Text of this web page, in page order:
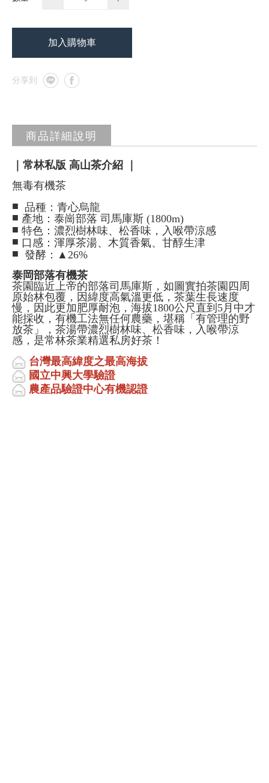
加入購物車
商品詳細說明
｜常林私版 高山茶介紹 ｜
無毒有機茶
■ 品種：青心烏龍
■ 產地：泰崗部落 司馬庫斯 (1800m)
■ 特色：濃烈樹林味、松香味，入喉帶涼感
■ 口感：渾厚茶湯、木質香氣、甘醇生津
■ 發酵：▲26%
泰岡部落有機茶
茶園臨近上帝的部落司馬庫斯，如圖實拍茶園四周
原始林包覆，因緯度高氣溫更低，茶葉生長速度
慢，因此更加肥厚耐泡，海拔1800公尺直到5月中才
能採收，有機工法無任何農藥，堪稱「有管理的野
放茶」，茶湯帶濃烈樹林味、松香味，入喉帶涼
感，是常林茶業精選私房好茶！
台灣最高緯度之最高海拔
國立中興大學驗證
農產品驗證中心有機認證